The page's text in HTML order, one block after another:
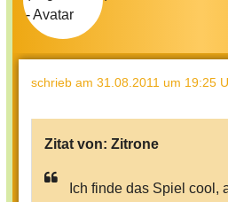
schrieb am 31.08.2011 um 19:25
Zitat von: Zitrone
Ich finde das Spiel cool,